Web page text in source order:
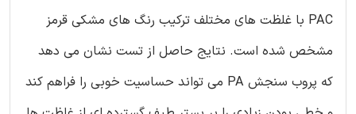
PAC با غلظت های مختلف ترکیب رنگ های مشکی قرمز
مشخص شده است. نتایج حاصل از تست نشان می دهد
که پروب سنجش PA می تواند حساسیت خوبی را فراهم کند